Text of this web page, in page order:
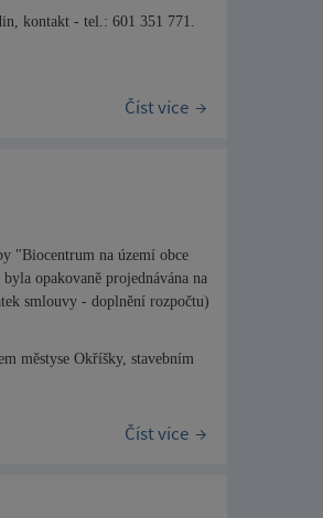
kontakt - tel.: 601 351 771.
Číst více
"Biocentrum na území obce
opakovaně projednávána na
smlouvy - doplnění rozpočtu)
městyse Okříšky, stavebním
Číst více